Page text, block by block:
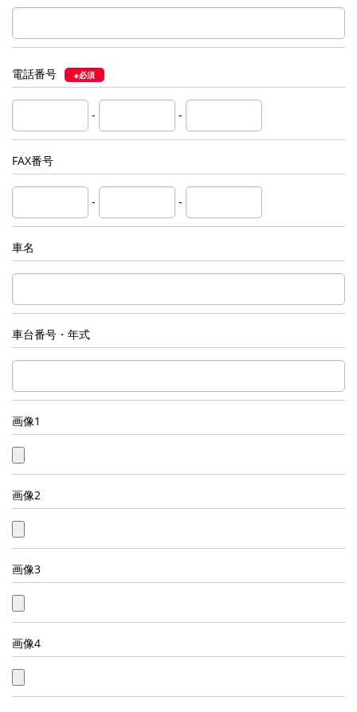
電話番号 ※必須
- -
FAX番号
- -
車名
車台番号・年式
画像1
画像2
画像3
画像4